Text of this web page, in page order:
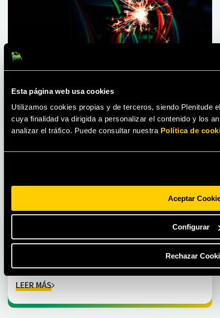
Esta página web usa cookies
Utilizamos cookies propias y de terceros, siendo Plenitude
cuya finalidad va dirigida a personalizar el contenido y los
analizar el tráfico. Puede consultar nuestra Política de
Aceptar
Configurar
Rechazar
Cortocircuitos: ¿qué son y cómo
solucionarlos?
LEER MÁS
Precio del gas en 2025: ¿cuánto cuesta el
kWh de gas natural en España?
LEER MÁS